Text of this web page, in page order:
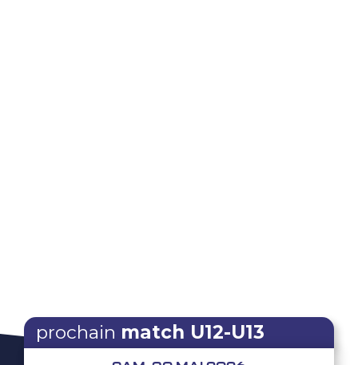
prochain match U12-U13